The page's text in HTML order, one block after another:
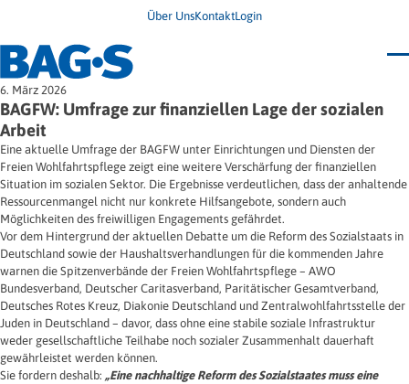
Über UnsKontaktLogin
Bundestagung 2026
Wo finde ich Hilfe?
News
Termine
Veröffentlichungen
Infodienst
Wegweiser
Jugendbroschüre
Impulse
Presse & Stellungnahmen
Newsletter
Unsere Themen
Angehörige
Ersatzfreiheitsstrafe
Freie Straffälligenhilfe
Gesundheit
Migration
Frauen
Wohnen
6. März 2026
BAGFW: Umfrage zur finanziellen Lage der sozialen
Arbeit
Eine aktuelle Umfrage der BAGFW unter Einrichtungen und Diensten der
Freien Wohlfahrtspflege zeigt eine weitere Verschärfung der finanziellen
Situation im sozialen Sektor. Die Ergebnisse verdeutlichen, dass der anhaltende
Ressourcenmangel nicht nur konkrete Hilfsangebote, sondern auch
Möglichkeiten des freiwilligen Engagements gefährdet.
Vor dem Hintergrund der aktuellen Debatte um die Reform des Sozialstaats in
Deutschland sowie der Haushaltsverhandlungen für die kommenden Jahre
warnen die Spitzenverbände der Freien Wohlfahrtspflege – AWO
Bundesverband, Deutscher Caritasverband, Paritätischer Gesamtverband,
Deutsches Rotes Kreuz, Diakonie Deutschland und Zentralwohlfahrtsstelle der
Juden in Deutschland – davor, dass ohne eine stabile soziale Infrastruktur
weder gesellschaftliche Teilhabe noch sozialer Zusammenhalt dauerhaft
gewährleistet werden können.
Sie fordern deshalb: „Eine nachhaltige Reform des Sozialstaates muss eine